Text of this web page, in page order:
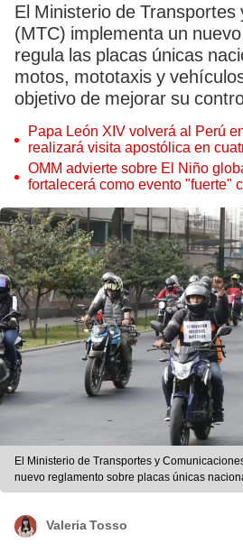
El Ministerio de
(MTC) implementa un
regula las placas únicas
motos, mototaxis y
objetivo de mejorar su
Papa León XIV volverá al Perú
realizará visita apostólica en
OMM advierte sobre El Niño
fortalecerá como evento "fuerte"
El Ministerio de Transportes y
nuevo reglamento sobre placas únicas
Foto: La República
Valeria Tosso